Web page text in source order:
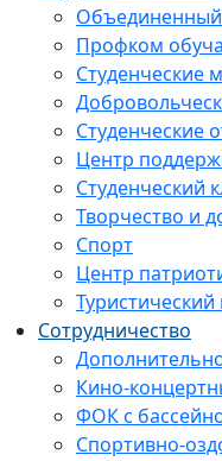
Профком
Студенческие
Студенческие
Центр
Студенческий
Творчество и
Спорт
Центр
Туристический
Сотрудничество
Кино-
ФОК с
Спортивно-